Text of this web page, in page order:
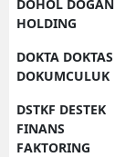
DOHOL DOGAN
HOLDING
DOKTA DOKTAS
DOKUMCULUK
DSTKF DESTEK
FINANS
FAKTORING